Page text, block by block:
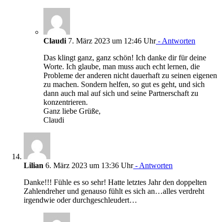
Claudi 7. März 2023 um 12:46 Uhr- Antworten
Das klingt ganz, ganz schön! Ich danke dir für deine
Worte. Ich glaube, man muss auch echt lernen, die
Probleme der anderen nicht dauerhaft zu seinen eigenen
zu machen. Sondern helfen, so gut es geht, und sich
dann auch mal auf sich und seine Partnerschaft zu
konzentrieren.
Ganz liebe Grüße,
Claudi
Lilian 6. März 2023 um 13:36 Uhr- Antworten
Danke!!! Fühle es so sehr! Hatte letztes Jahr den doppelten
Zahlendreher und genauso fühlt es sich an…alles verdreht
irgendwie oder durchgeschleudert…